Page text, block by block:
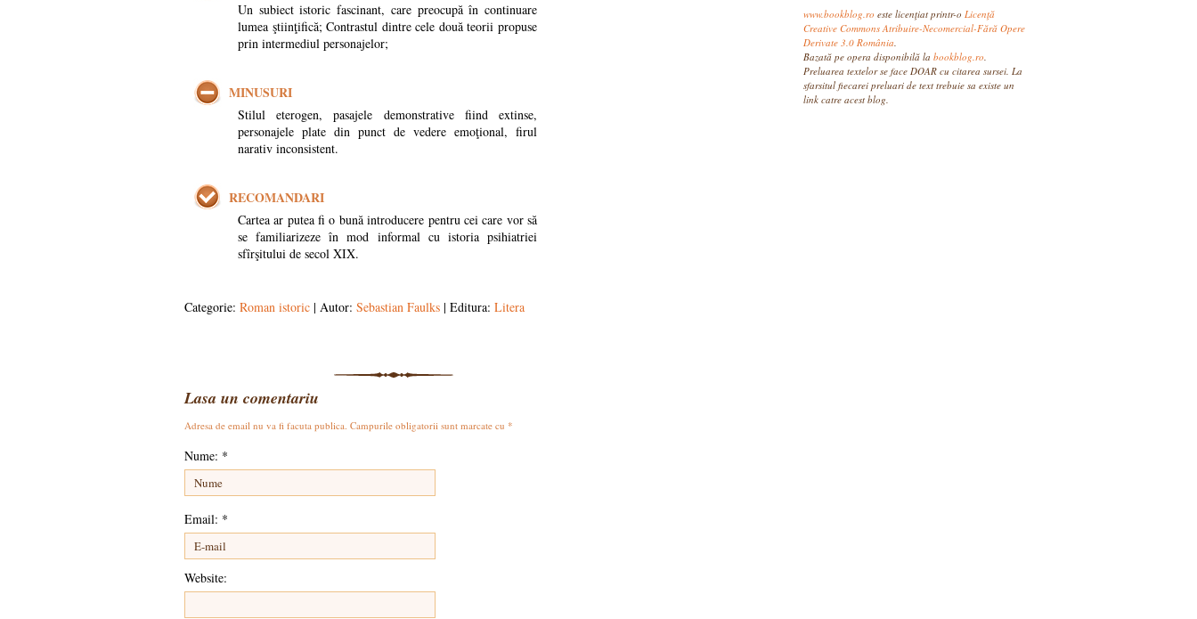
Un subiect istoric fascinant, care preocupă în continuare
lumea ştiinţifică; Contrastul dintre cele două teorii propuse
prin intermediul personajelor;
MINUSURI
Stilul eterogen, pasajele demonstrative fiind extinse,
personajele plate din punct de vedere emoţional, firul
narativ inconsistent.
RECOMANDARI
Cartea ar putea fi o bună introducere pentru cei care vor să
se familiarizeze în mod informal cu istoria psihiatriei
sfîrşitului de secol XIX.
Categorie: Roman istoric | Autor: Sebastian Faulks | Editura: Litera
Lasa un comentariu
Adresa de email nu va fi facuta publica. Campurile obligatorii sunt marcate cu *
Nume: *
Email: *
Website:
www.bookblog.ro este licenţiat printr-o Licenţă
Creative Commons Atribuire-Necomercial-Fără Opere
Derivate 3.0 România
Bazată pe opera disponibilă la bookblog.ro
Preluarea textelor se face DOAR cu citarea sursei. La
sfarsitul fiecarei preluari de text trebuie sa existe un
link catre acest blog.